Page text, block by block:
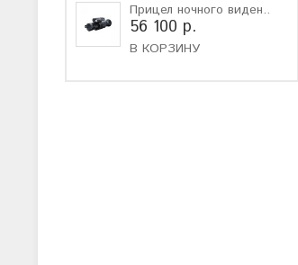
Прицел ночного виден..
56 100 р.
В КОРЗИНУ